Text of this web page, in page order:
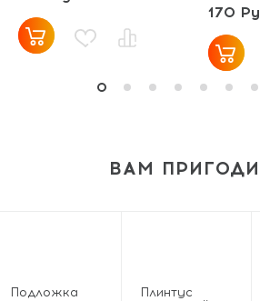
170
ВАМ
Подложка
Плинтус